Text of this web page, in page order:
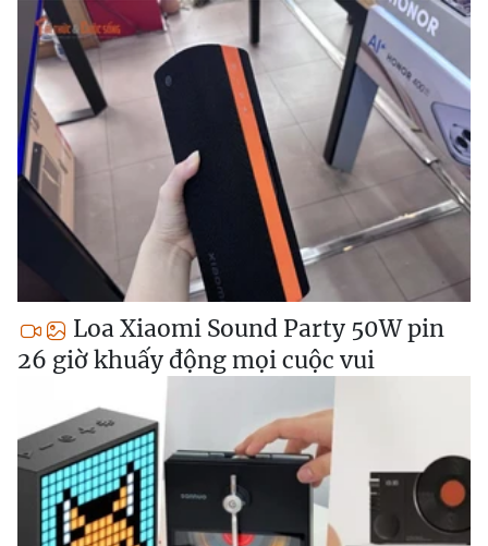
Loa Xiaomi Sound Party 50W pin
26 giờ khuấy động mọi cuộc vui